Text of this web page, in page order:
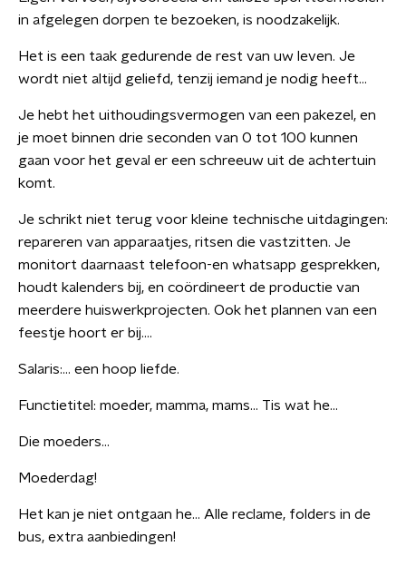
in afgelegen dorpen te bezoeken, is noodzakelijk.
Het is een taak gedurende de rest van uw leven. Je
wordt niet altijd geliefd, tenzij iemand je nodig heeft…
Je hebt het uithoudingsvermogen van een pakezel, en
je moet binnen drie seconden van 0 tot 100 kunnen
gaan voor het geval er een schreeuw uit de achtertuin
komt.
Je schrikt niet terug voor kleine technische uitdagingen:
repareren van apparaatjes, ritsen die vastzitten. Je
monitort daarnaast telefoon-en whatsapp gesprekken,
houdt kalenders bij, en coördineert de productie van
meerdere huiswerkprojecten. Ook het plannen van een
feestje hoort er bij….
Salaris:… een hoop liefde.
Functietitel: moeder, mamma, mams… Tis wat he…
Die moeders…
Moederdag!
Het kan je niet ontgaan he… Alle reclame, folders in de
bus, extra aanbiedingen!